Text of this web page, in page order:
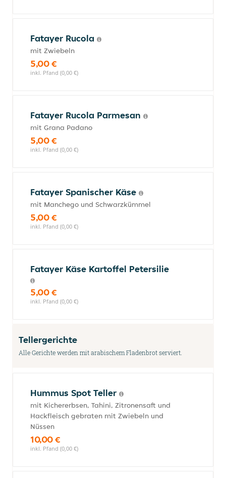
Fatayer Rucola
mit Zwiebeln
5,00 €
inkl. Pfand (0,00 €)
Fatayer Rucola Parmesan
mit Grana Padano
5,00 €
inkl. Pfand (0,00 €)
Fatayer Spanischer Käse
mit Manchego und Schwarzkümmel
5,00 €
inkl. Pfand (0,00 €)
Fatayer Käse Kartoffel Petersilie
5,00 €
inkl. Pfand (0,00 €)
Tellergerichte
Alle Gerichte werden mit arabischem Fladenbrot serviert.
Hummus Spot Teller
mit Kichererbsen, Tahini, Zitronensaft und
Hackfleisch gebraten mit Zwiebeln und
Nüssen
10,00 €
inkl. Pfand (0,00 €)